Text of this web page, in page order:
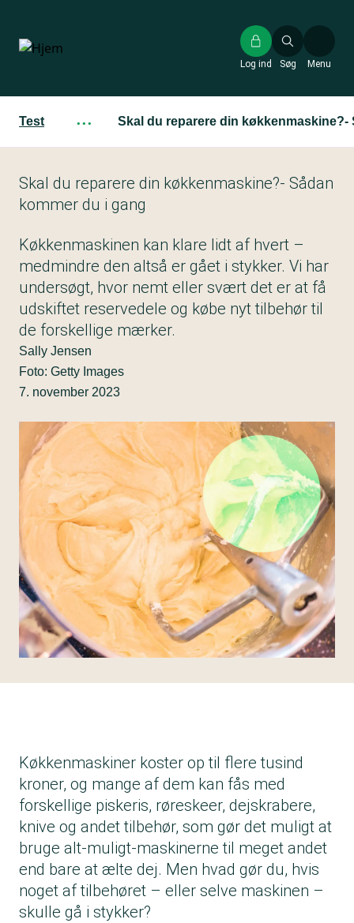
hovedindhold
Søg
Log ind Menu
Test ··· Skal du reparere din køkkenmaskine?-
Skal du reparere din køkkenmaskine?- Sådan
kommer du i gang
Køkkenmaskinen kan klare lidt af hvert –
medmindre den altså er gået i stykker. Vi har
undersøgt, hvor nemt eller svært det er at få
udskiftet reservedele og købe nyt tilbehør til
de forskellige mærker.
Sally Jensen
Foto: Getty Images
7. november 2023
Køkkenmaskiner koster op til flere tusind
kroner, og mange af dem kan fås med
forskellige piskeris, røreskeer, dejskrabere,
knive og andet tilbehør, som gør det muligt at
bruge alt-muligt-maskinerne til meget andet
end bare at ælte dej. Men hvad gør du, hvis
noget af tilbehøret – eller selve maskinen –
skulle gå i stykker?